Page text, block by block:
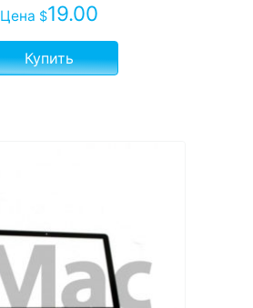
Цена $19.00
Купить